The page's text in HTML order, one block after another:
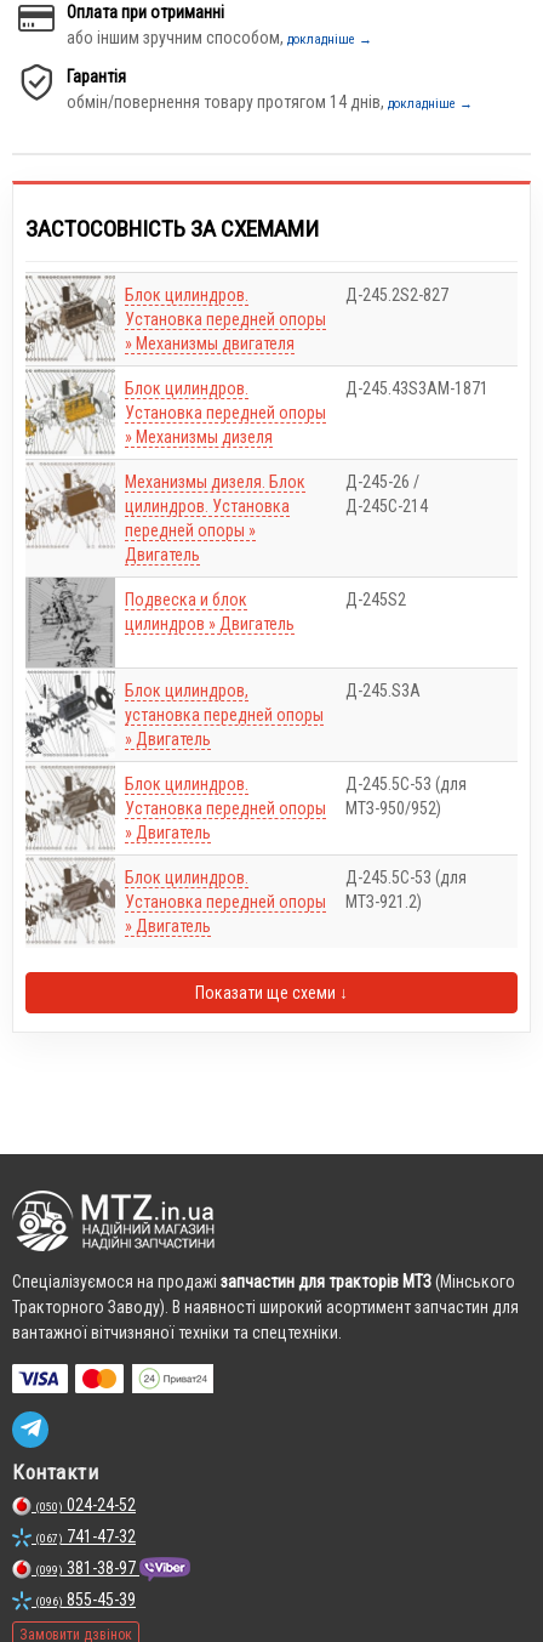
Оплата при отриманні
або іншим зручним способом, докладніше →
Гарантія
обмін/повернення товару протягом 14 днів, докладніше →
ЗАСТОСОВНІСТЬ ЗА СХЕМАМИ
Блок цилиндров.
Установка передней опоры
» Механизмы двигателя
Д-245.2S2-827
Блок цилиндров.
Установка передней опоры
» Механизмы дизеля
Д-245.43S3АМ-1871
Механизмы дизеля. Блок
цилиндров. Установка
передней опоры »
Двигатель
Д-245-26 /
Д-245С-214
Подвеска и блок
цилиндров » Двигатель
Д-245S2
Блок цилиндров,
установка передней опоры
» Двигатель
Д-245.S3A
Блок цилиндров.
Установка передней опоры
» Двигатель
Д-245.5С-53 (для
МТЗ-950/952)
Блок цилиндров.
Установка передней опоры
» Двигатель
Д-245.5С-53 (для
МТЗ-921.2)
Показати ще схеми ↓
Cпеціалізуємося на продажі запчастин для тракторів МТЗ(Мінського
Тракторного Заводу). В наявності широкий асортимент запчастин для
вантажної вітчизняної техніки та спецтехніки.
Контакти
(050) 024-24-52
(067) 741-47-32
(099) 381-38-97
(096) 855-45-39
Замовити дзвінок